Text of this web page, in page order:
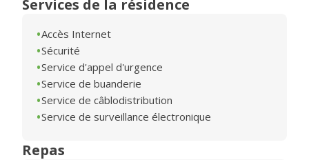
Services de la résidence
Accès Internet
Sécurité
Service d'appel d'urgence
Service de buanderie
Service de câblodistribution
Service de surveillance électronique
Repas